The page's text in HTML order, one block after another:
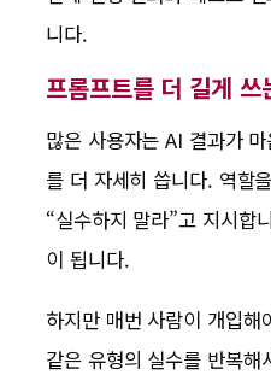
니다.
프롬프트를 더 길게
많은 사용자는 AI 결과가
를 더 자세히 씁니다. 역할
“실수하지 말라”고 지시합
이 됩니다.
하지만 매번 사람이 개입
같은 유형의 실수를 반복